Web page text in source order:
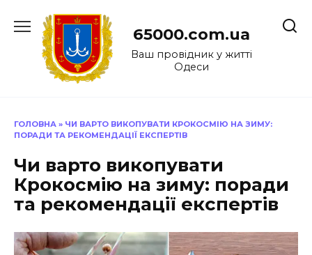
до
65000.com.ua
Ваш провідник у житті
Одеси
ГОЛОВНА » ЧИ ВАРТО ВИКОПУВАТИ КРОКОСМІЮ НА ЗИМУ:
ПОРАДИ ТА РЕКОМЕНДАЦІЇ ЕКСПЕРТІВ
Чи варто викопувати
Крокосмію на зиму: поради
та рекомендації експертів